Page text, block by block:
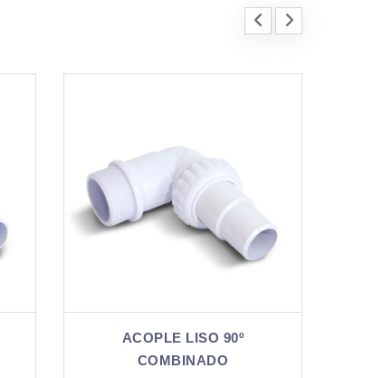
ACOPLE LISO COMBINADO